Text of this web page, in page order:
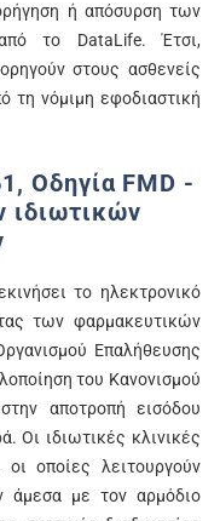
ή απόσυρση των
το DataLife. Έτσι,
στους ασθενείς
τη νόμιμη εφοδιαστική
Οδηγία FMD -
ιδιωτικών
το ηλεκτρονικό
των φαρμακευτικών
Επαλήθευσης
του Κανονισμού
αποτροπή εισόδου
Οι ιδιωτικές κλινικές
οποίες λειτουργούν
άμεσα με τον αρμόδιο